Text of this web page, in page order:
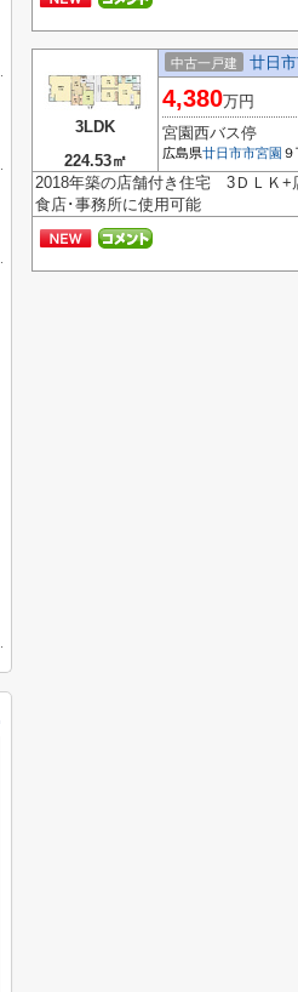
3LDK
224.53㎡
中古一戸建 廿日
4,380万円
宮園西バス停
広島県廿日市市宮園
2018年築の店舗付き住宅 3ＤＬＫ
食店･事務所に使用可能